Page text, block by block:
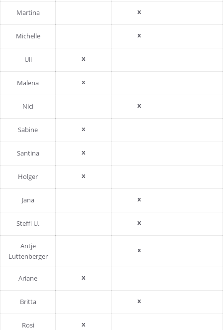
Martina x
Michelle x
Uli x
Malena x
Nici x
Sabine x
Santina x
Holger x
Jana x
Steffi U. x
Antje
Luttenberger
x
Ariane x
Britta x
Rosi x